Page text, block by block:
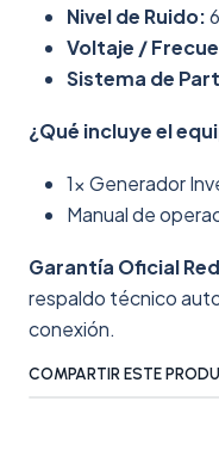
Nivel de Ruido:
Voltaje /
Sistema de
¿Qué incluye el
1x Generador
Manual de
Garantía Oficial
respaldo técnico
conexión.
COMPARTIR ESTE